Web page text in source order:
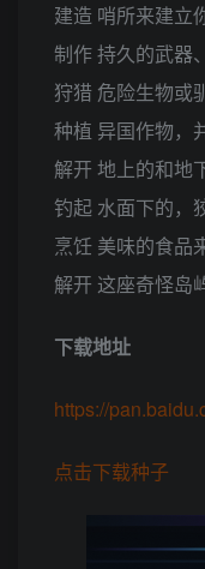
建造 哨所来建立
制作 持久的武器
狩猎 危险生物或
种植 异国作物，
解开 地上的和地
钓起 水面下的，
烹饪 美味的食品
解开 这座奇怪岛
下载地址
https://
点击下载种子